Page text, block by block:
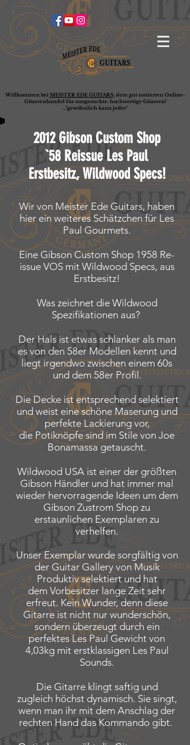
Willkommen bei MEISTER EDE GUITARS,dem gut sortierten Online-
Gitarrenhandel für ausgesuchte, hochwertige Gitarren!
..."gewöhnlich kann jeder"
2012 Gibson Custom Shop
`58 Reissue Les Paul
Erstbesitz, Wildwood Specs!
Wir von Meister Ede Guitars, haben
hier ein weiteres Schätzchen für Les
Paul Gourmets.
Eine Gibson Custom Shop 1958 Re-
issue VOS mit Wildwood Specs, aus
Erstbesitz!
Was zeichnet die Wildwood
Spezifikationen aus?
Der Hals ist etwas schlanker als man
es von den 58er Modellen kennt und
liegt irgendwo zwischen einem 60s
und dem 58er Profil.
Die Decke ist entsprechend selektiert
und weist eine schöne Maserung und
perfekte Lackierung vor,
die Potiknöpfe sind im Stile von Joe
Bonamassa getauscht.
Wildwood USA ist einer der größten
Gibson Händler und hat immer mal
wieder hervorragende Ideen um dem
Gibson Zustrom Shop zu
erstaunlichen Exemplaren zu
verhelfen.
Unser Exemplar wurde sorgfältig von
der Guitar Gallery von Musik
Produktiv selektiert und hat
dem Vorbesitzer lange Zeit sehr
erfreut. Kein Wunder, denn diese
Gitarre ist nicht nur wunderschön,
sondern überzeugt durch ein
perfektes Les Paul Gewicht von
4,03kg mit erstklassigen Les Paul
Sounds.
Die Gitarre klingt saftig und
zugleich höchst dynamisch. Sie singt,
wenn man ihr mit dem Anschlag der
rechten Hand das Kommando gibt.